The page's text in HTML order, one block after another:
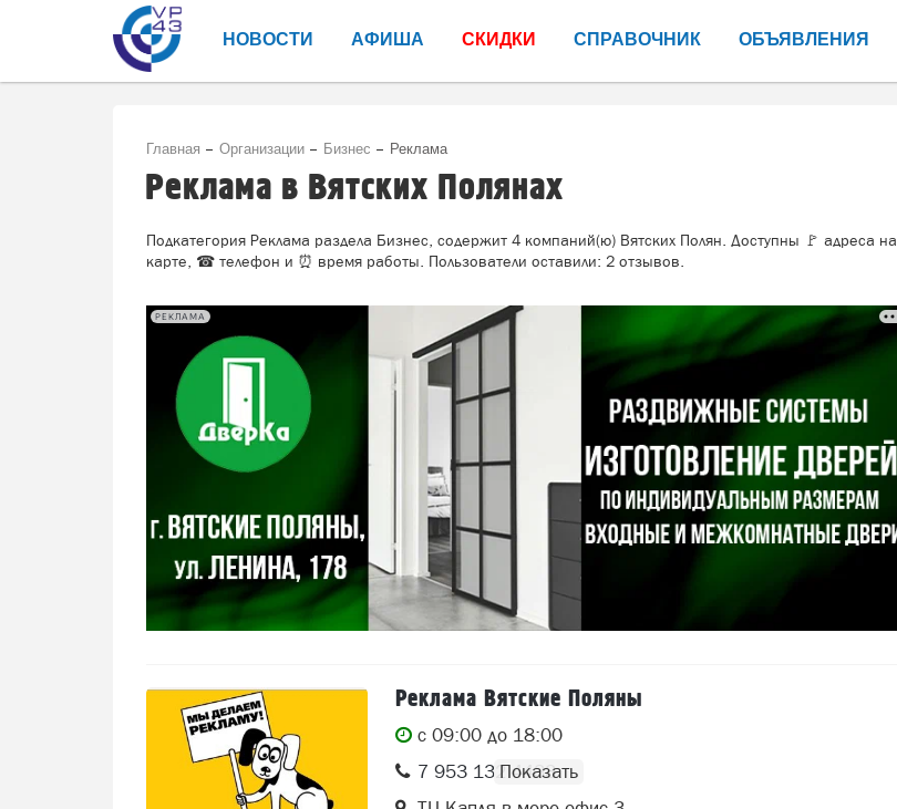
НОВОСТИ АФИША СКИДКИ СПРАВОЧНИК ОБЪЯВЛЕНИЯ
Главная Организации Бизнес Реклама
Реклама в Вятских Полянах
Подкатегория Реклама раздела Бизнес, содержит 4 компаний(ю) Вятских Полян. Доступны 🚩 адреса на
карте, ☎ телефон и ⏰ время работы. Пользователи оставили: 2 отзывов.
РЕКЛАМА
Реклама Вятские Поляны
c 09:00 до 18:00
7 953 132 4433